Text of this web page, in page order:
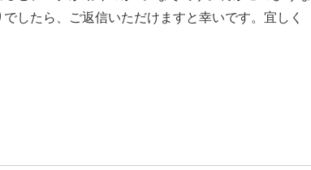
したら、ご返信いただけますと幸いです。宜しく